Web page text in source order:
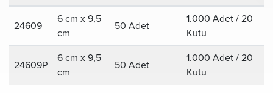
24609
6 cm x 9,5
cm
50 Adet
1.000 Adet / 20
Kutu
24609P
6 cm x 9,5
cm
50 Adet
1.000 Adet / 20
Kutu